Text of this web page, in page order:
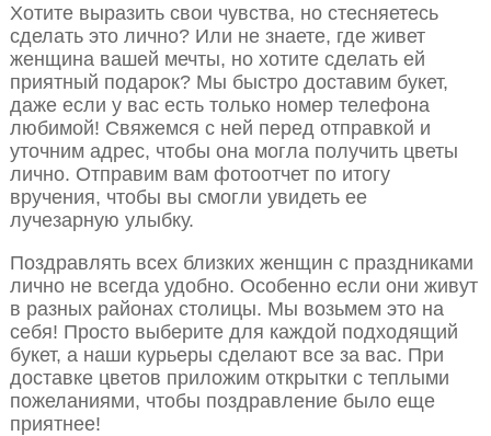
Хотите выразить свои чувства, но стесняетесь
сделать это лично? Или не знаете, где живет
женщина вашей мечты, но хотите сделать ей
приятный подарок? Мы быстро доставим букет,
даже если у вас есть только номер телефона
любимой! Свяжемся с ней перед отправкой и
уточним адрес, чтобы она могла получить цветы
лично. Отправим вам фотоотчет по итогу
вручения, чтобы вы смогли увидеть ее
лучезарную улыбку.
Поздравлять всех близких женщин с праздниками
лично не всегда удобно. Особенно если они живут
в разных районах столицы. Мы возьмем это на
себя! Просто выберите для каждой подходящий
букет, а наши курьеры сделают все за вас. При
доставке цветов приложим открытки с теплыми
пожеланиями, чтобы поздравление было еще
приятнее!